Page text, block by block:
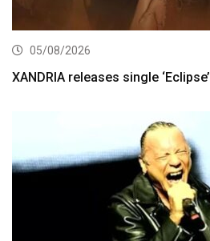
05/08/2026
XANDRIA releases single ‘Eclipse’